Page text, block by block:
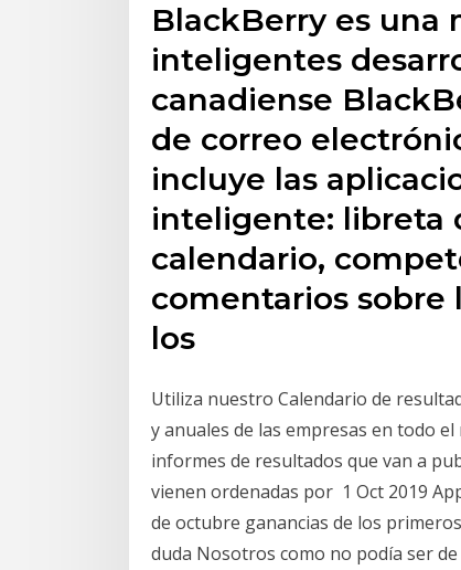
BlackBerry es una
inteligentes
canadiense
de correo
incluye las
inteligente: libreta
calendario,
comentarios sobre
los
Utiliza nuestro Calendario de
y anuales de las empresas en todo
informes de resultados que van a
vienen ordenadas por 1 Oct 2019
de octubre ganancias de los
duda Nosotros como no podía ser